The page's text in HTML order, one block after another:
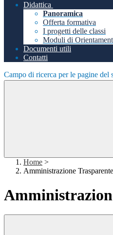
Didattica
Panoramica
Offerta formativa
I progetti delle classi
Moduli di
Documenti utili
Contatti
Campo di ricerca per le pagine del
Home >
Amministrazione Trasparente